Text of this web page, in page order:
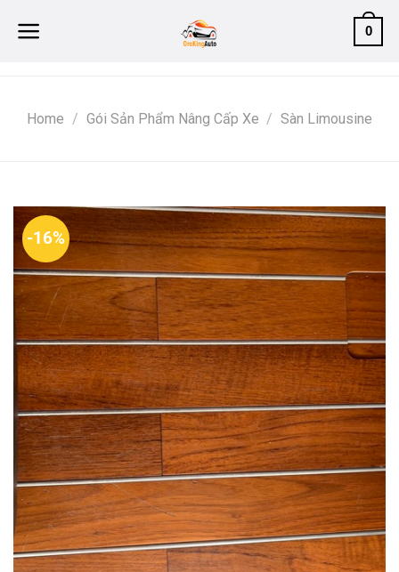
0
Home / Gói Sản Phẩm Nâng Cấp Xe / Sàn Limousine
-16%